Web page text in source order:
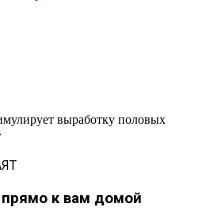
выработку половых
прямо к вам домой